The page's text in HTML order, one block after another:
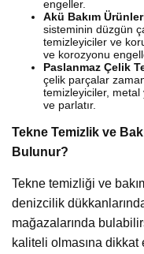
engeller.
Akü Bakım
sisteminin düzgün
temizleyiciler ve
ve korozyonu
Paslanmaz Çelik
çelik parçalar
temizleyiciler, metal
ve parlatır.
Tekne Temizlik ve
Bulunur?
Tekne temizliği ve
denizcilik
mağazalarında
kaliteli olmasına